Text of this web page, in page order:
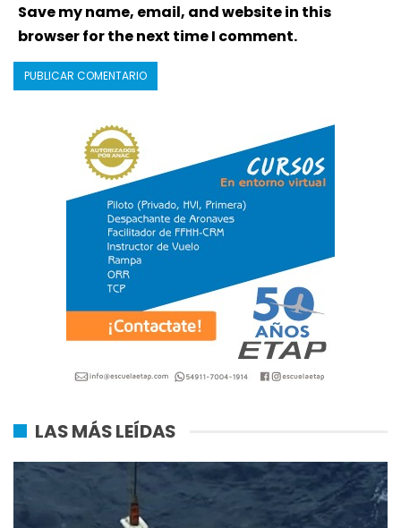
Save my name, email, and website in this
browser for the next time I comment.
LAS MÁS LEÍDAS